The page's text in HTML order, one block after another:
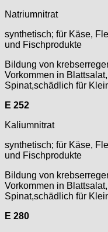
Natriumnitrat
synthetisch; für Käse,
und Fischprodukte
Bildung von
Vorkommen in Blattsalat,
Spinat,schädlich für
E 252
Kaliumnitrat
synthetisch; für Käse,
und Fischprodukte
Bildung von
Vorkommen in Blattsalat,
Spinat,schädlich für
E 280